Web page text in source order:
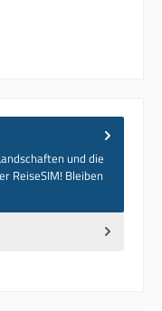
und die
ReiseSIM! Bleiben